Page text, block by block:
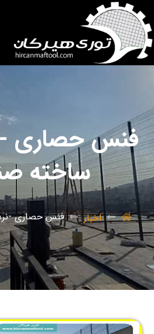
فنس حصاری
ساخته
اخبار فنس حصاری -